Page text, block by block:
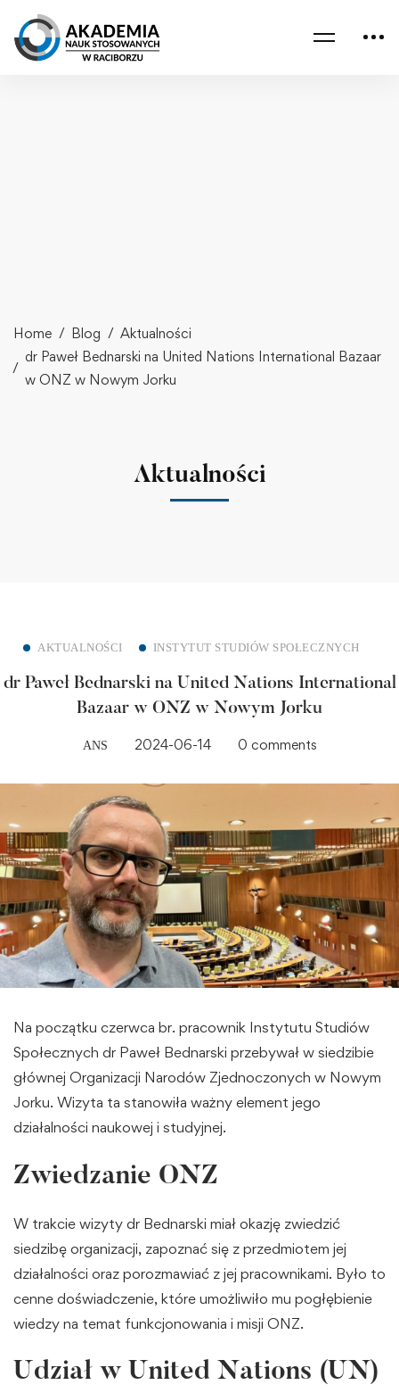
Home Blog
Aktualności
dr Paweł Bednarski na United Nations International Bazaar
w ONZ w Nowym Jorku
Aktualności
AKTUALNOŚCI INSTYTUT STUDIÓW SPOŁECZNYCH
dr Paweł Bednarski na United Nations International
Bazaar w ONZ w Nowym Jorku
ANS 2024-06-14 0 comments
Na początku czerwca br. pracownik Instytutu Studiów
Społecznych dr Paweł Bednarski przebywał w siedzibie
głównej Organizacji Narodów Zjednoczonych w Nowym
Jorku. Wizyta ta stanowiła ważny element jego
działalności naukowej i studyjnej.
Zwiedzanie ONZ
W trakcie wizyty dr Bednarski miał okazję zwiedzić
siedzibę organizacji, zapoznać się z przedmiotem jej
działalności oraz porozmawiać z jej pracownikami. Było to
cenne doświadczenie, które umożliwiło mu pogłębienie
wiedzy na temat funkcjonowania i misji ONZ.
Udział w United Nations (UN)